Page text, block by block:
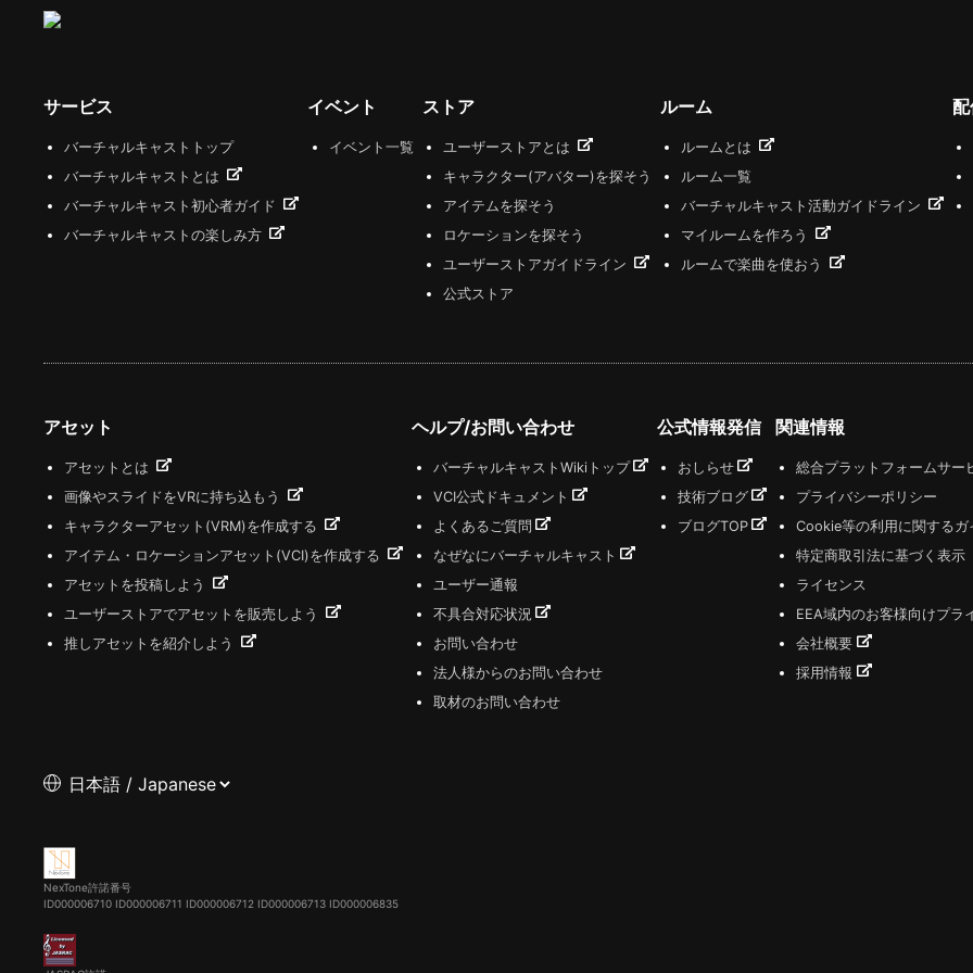
サービス
バーチャルキャストトップ
バーチャルキャストとは
バーチャルキャスト初心者ガイド
バーチャルキャストの楽しみ方
イベント
イベント一覧
ストア
ユーザーストアとは
キャラクター(アバター)を探そう
アイテムを探そう
ロケーションを探そう
ユーザーストアガイドライン
公式ストア
ルーム
ルームとは
ルーム一覧
バーチャルキャスト活動ガイドライン
マイルームを作ろう
ルームで楽曲を使おう
アセット
アセットとは
画像やスライドをVRに持ち込もう
キャラクターアセット(VRM)を作成する
アイテム・ロケーションアセット(VCI)を作成する
アセットを投稿しよう
ユーザーストアでアセットを販売しよう
推しアセットを紹介しよう
ヘルプ/お問い合わせ
バーチャルキャストWikiトップ
VCI公式ドキュメント
よくあるご質問
なぜなにバーチャルキャスト
ユーザー通報
不具合対応状況
お問い合わせ
法人様からのお問い合わせ
取材のお問い合わせ
公式情報発信
おしらせ
技術ブログ
ブログTOP
関連情報
総合プラットフォームサー
プライバシーポリシー
Cookie等の利用に関するガ
特定商取引法に基づく表示
ライセンス
EEA域内のお客様向けプラ
会社概要
採用情報
NexTone許諾番号
ID000006710 ID000006711 ID000006712 ID000006713 ID000006835